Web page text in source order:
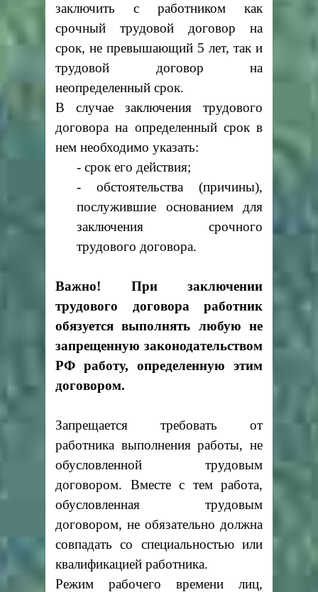
заключить с работником как
срочный трудовой договор на
срок, не превышающий 5 лет, так и
трудовой договор на
неопределенный срок.
В случае заключения трудового
договора на определенный срок в
нем необходимо указать:
- срок его действия;
- обстоятельства (причины),
послужившие основанием для
заключения срочного
трудового договора.
Важно! При заключении
трудового договора работник
обязуется выполнять любую не
запрещенную законодательством
РФ работу, определенную этим
договором.
Запрещается требовать от
работника выполнения работы, не
обусловленной трудовым
договором. Вместе с тем работа,
обусловленная трудовым
договором, не обязательно должна
совпадать со специальностью или
квалификацией работника.
Режим рабочего времени лиц,